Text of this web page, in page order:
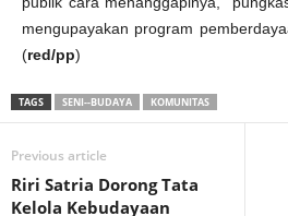
mengupayakan program
(red/pp)
TAGS SENI--BUDAYA KOMUNITAS
Previous article
Riri Satria Dorong Tata
Kelola Kebudayaan